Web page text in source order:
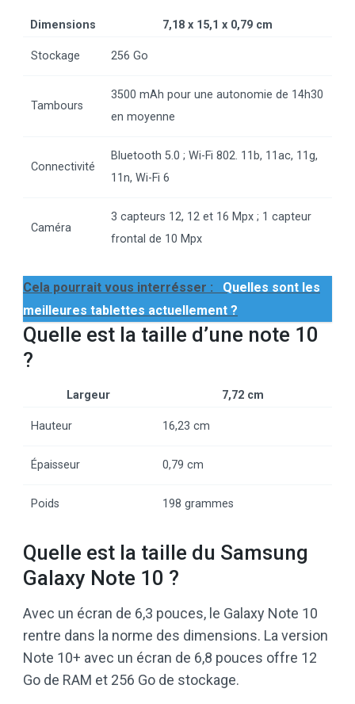
Dimensions 7,18 x 15,1 x 0,79 cm
Stockage 256 Go
Tambours
3500 mAh pour une autonomie de 14h30
en moyenne
Connectivité
Bluetooth 5.0 ; Wi-Fi 802. 11b, 11ac, 11g,
11n, Wi-Fi 6
Caméra
3 capteurs 12, 12 et 16 Mpx ; 1 capteur
frontal de 10 Mpx
Cela pourrait vous interrésser :
Quelles sont les
meilleures tablettes actuellement ?
Quelle est la taille d’une note 10
?
Largeur 7,72 cm
Hauteur 16,23 cm
Épaisseur 0,79 cm
Poids 198 grammes
Quelle est la taille du Samsung
Galaxy Note 10 ?
Avec un écran de 6,3 pouces, le Galaxy Note 10
rentre dans la norme des dimensions. La version
Note 10+ avec un écran de 6,8 pouces offre 12
Go de RAM et 256 Go de stockage.